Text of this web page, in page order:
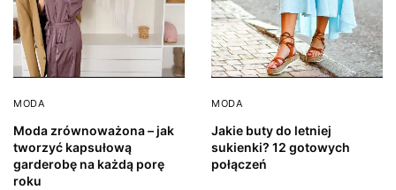
MODA
Moda zrównoważona – jak
tworzyć kapsułową
garderobę na każdą porę
roku
MODA
Jakie buty do letniej
sukienki? 12 gotowych
połączeń